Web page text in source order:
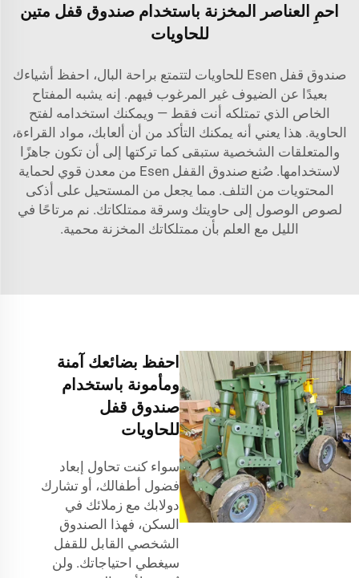
احمِ العناصر المخزنة باستخدام صندوق قفل متين
للحاويات
صندوق قفل Esen للحاويات لتتمتع براحة البال، احفظ أشياءك
بعيدًا عن الضيوف غير المرغوب فيهم. إنه يشبه المفتاح
الخاص الذي تمتلكه أنت فقط — ويمكنك استخدامه لفتح
الحاوية. هذا يعني أنه يمكنك التأكد من أن ألعابك، مواد القراءة،
والمتعلقات الشخصية ستبقى كما تركتها إلى أن تكون جاهزًا
لاستخدامها. صُنع صندوق القفل Esen من معدن قوي لحماية
المحتويات من التلف. مما يجعل من المستحيل على أذكى
لصوص الوصول إلى حاويتك وسرقة ممتلكاتك. نم مرتاحًا في
الليل مع العلم بأن ممتلكاتك المخزنة محمية.
احفظ بضائعك آمنة
ومأمونة باستخدام
صندوق قفل
للحاويات
سواء كنت تحاول إبعاد
فضول أطفالك، أو تشارك
دولابك مع زملائك في
السكن، فهذا الصندوق
الشخصي القابل للقفل
سيغطي احتياجاتك. ولن